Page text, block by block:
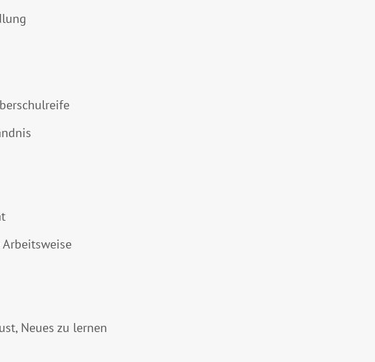
Neues zu lernen